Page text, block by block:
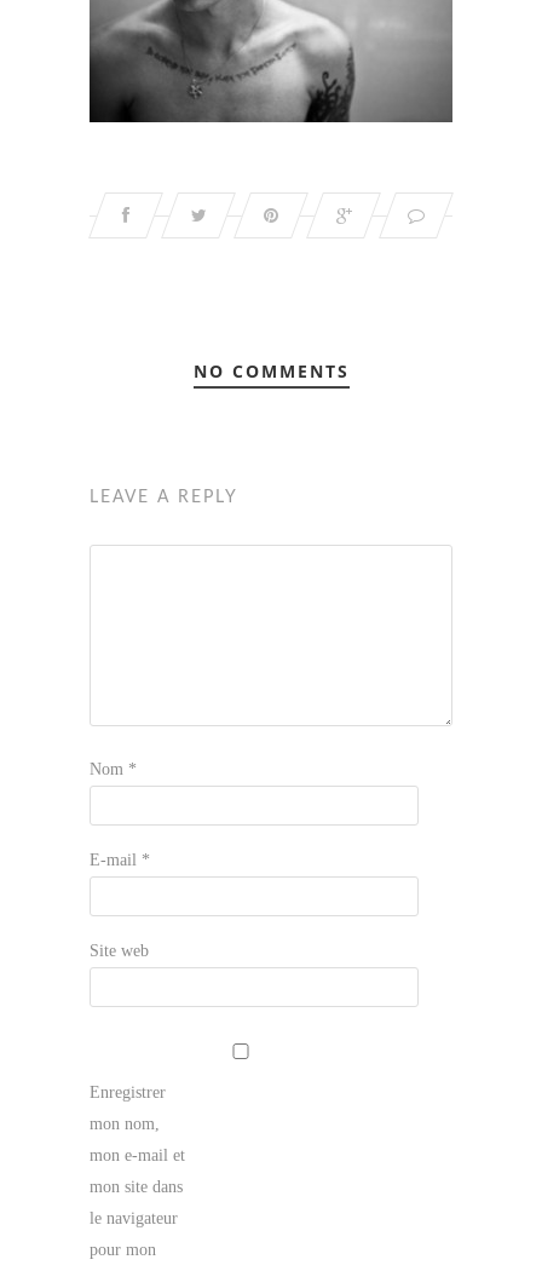
NO COMMENTS
LEAVE A REPLY
Nom *
E-mail *
Site web
Enregistrer
mon nom,
mon e-mail et
mon site dans
le navigateur
pour mon